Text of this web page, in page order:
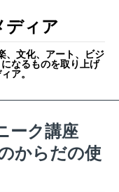
ディア
、文化、アート、ビジ
なるものを取り上げ
ア。
ーク講座
からだの使